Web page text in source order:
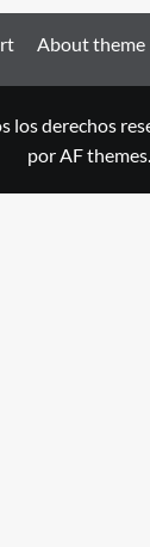
About theme
los derechos
por AF themes.